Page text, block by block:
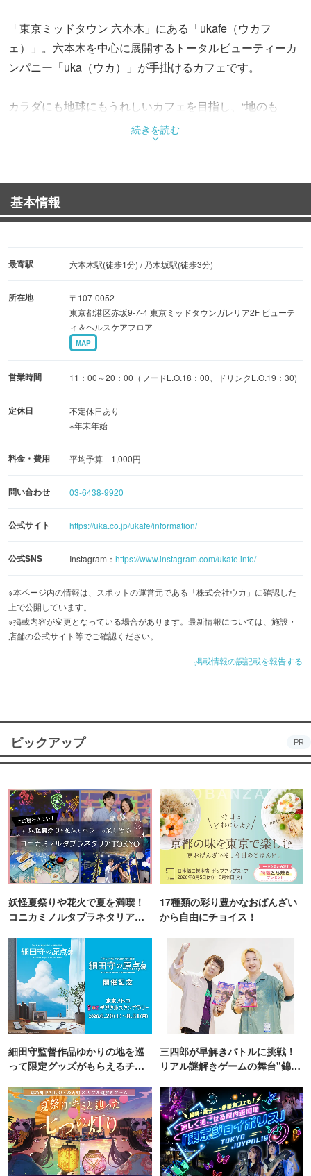
「東京ミッドタウン 六本木」にある「ukafe（ウカフ
ェ）」。六本木を中心に展開するトータルビューティーカ
ンパニー「uka（ウカ）」が手掛けるカフェです。
カラダにも地球にもうれしいカフェを目指し、“地のも
の”“旬のもの”“美容にいいもの”“カラダにいいもの”“サプライ
ズ”という5つにこだわった同店。原材料にとことんこだわ
には、千葉県山武市で化学肥料や農薬に頼らない農法を確
立した農家・齊藤完一氏が生産したものを使用するなどし
ています。
提供されるのは、おにぎりプレートやサラダ、アーユルヴ
ルーツグラノーラボウルなど、美肌やデトックスを意識し
たメニューの数々。奥久慈卵を使用した特製プリン、グル
テンフリーのチョコレートケーキやテリーヌなどのスイー
気。屋外のテラス席もあり、のんびりとした時間を過ごせ
続きを読む
基本情報
最寄駅 六本木駅(徒歩1分) / 乃木坂駅(徒歩3分)
所在地
〒107-0052
東京都港区赤坂9-7-4 東京ミッドタウンガレリア2F ビューテ
ィ＆ヘルスケアフロア
MAP
営業時間 11：00～20：00（フードL.O.18：00、ドリンクL.O.19：30)
定休日
不定休日あり
※年末年始
料金・費用 平均予算 1,000円
問い合わせ 03-6438-9920
公式サイト https://uka.co.jp/ukafe/information/
公式SNS Instagram： https://www.instagram.com/ukafe.info/
※本ページ内の情報は、スポットの運営元である「株式会社ウカ」に確認した
上で公開しています。
※掲載内容が変更となっている場合があります。最新情報については、施設・
店舗の公式サイト等でご確認ください。
掲載情報の誤記載を報告する
ピックアップ PR
妖怪夏祭りや花火で夏を満喫！
コニカミノルタプラネタリア
17種類の彩り豊かなおばんざい
から自由にチョイス！
細田守監督作品ゆかりの地を巡
って限定グッズがもらえるチャ
三四郎が早解きバトルに挑戦！
リアル謎解きゲームの舞台"錦糸